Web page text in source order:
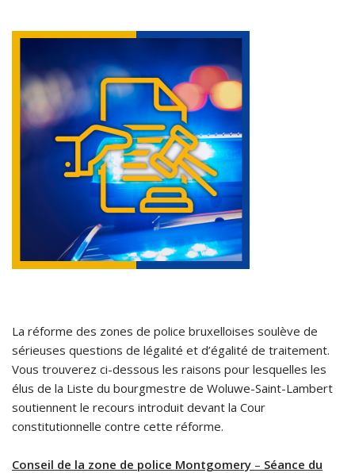
La réforme des zones de police bruxelloises soulève de
sérieuses questions de légalité et d’égalité de traitement.
Vous trouverez ci-dessous les raisons pour lesquelles les
élus de la Liste du bourgmestre de Woluwe-Saint-Lambert
soutiennent le recours introduit devant la Cour
constitutionnelle contre cette réforme.
Conseil de la zone de police Montgomery – Séance du